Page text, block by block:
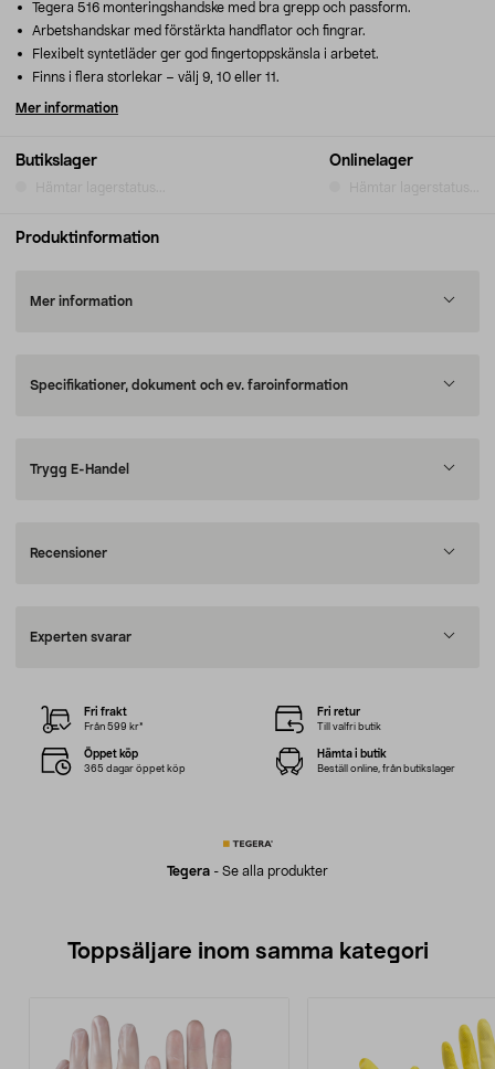
Butikslager
Hämtar lagerstatus...
Onlinelager
Hämtar lagerstatus...
Tegera 516 monteringshandske med bra grepp och passform.
Arbetshandskar med förstärkta handflator och fingrar.
Flexibelt syntetläder ger god fingertoppskänsla i arbetet.
Finns i flera storlekar – välj 9, 10 eller 11.
Mer information
Produktinformation
Mer information
Specifikationer, dokument och ev. faroinformation
Trygg E-Handel
Recensioner
Experten svarar
Tegera - Se alla produkter
Fri frakt
Från 599 kr*
Fri retur
Till valfri butik
Öppet köp
365 dagar öppet köp
Hämta i butik
Beställ online, från butikslager
Toppsäljare inom samma kategori